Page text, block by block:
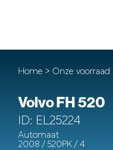
Volvo FH 520
ID: EL25224
Automaat
2008 / 520PK / 4
Home > Onze voorraad